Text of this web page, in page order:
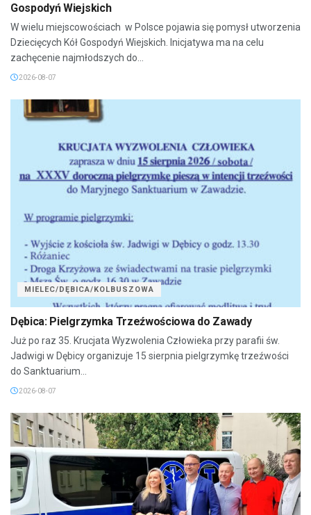
Gospodyń Wiejskich
W wielu miejscowościach w Polsce pojawia się pomysł utworzenia
Dziecięcych Kół Gospodyń Wiejskich. Inicjatywa ma na celu
zachęcenie najmłodszych do...
2026-08-07
MIELEC/DĘBICA/KOLBUSZOWA
Dębica: Pielgrzymka Trzeźwościowa do Zawady
Już po raz 35. Krucjata Wyzwolenia Człowieka przy parafii św.
Jadwigi w Dębicy organizuje 15 sierpnia pielgrzymkę trzeźwości
do Sanktuarium...
2026-08-07